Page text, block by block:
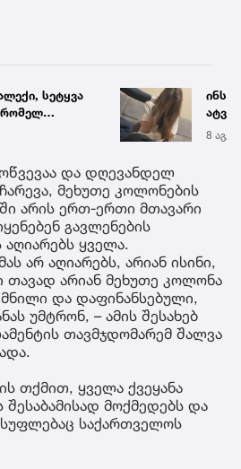
ჰქონდა
- ნია
ფოტოზე
დედა
ნია
8 აგვ
და დღევანდელ
მეხუთე კოლონების
არის ერთ-ერთი მთავარი
გავლენების
აღიარებს ყველა.
არ აღიარებს, არიან ისინი,
თავად არიან მეხუთე კოლონა
და დაფინანსებული,
უმტრონ, – ამის შესახებ
თავმჯდომარემ შალვა
თქმით, ყველა ქვეყანა
შესაბამისად მოქმედებს და
საქართველოს